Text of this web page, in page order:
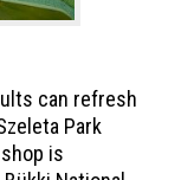
can refresh
Park
is